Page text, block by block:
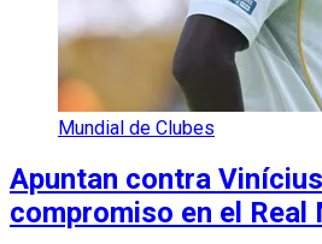
Mundial de Clubes
Apuntan contra
compromiso en el Real